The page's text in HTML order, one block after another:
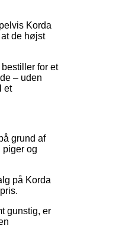
Korda
de højst
for et
– uden
et
grund af
piger og
på Korda
gunstig, er